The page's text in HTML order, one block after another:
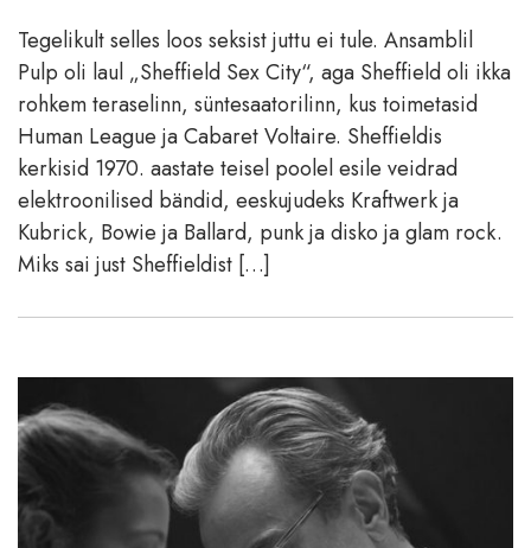
Tegelikult selles loos seksist juttu ei tule. Ansamblil
Pulp oli laul „Sheffield Sex City“, aga Sheffield oli ikka
rohkem teraselinn, süntesaatorilinn, kus toimetasid
Human League ja Cabaret Voltaire. Sheffieldis
kerkisid 1970. aastate teisel poolel esile veidrad
elektroonilised bändid, eeskujudeks Kraftwerk ja
Kubrick, Bowie ja Ballard, punk ja disko ja glam rock.
Miks sai just Sheffieldist […]